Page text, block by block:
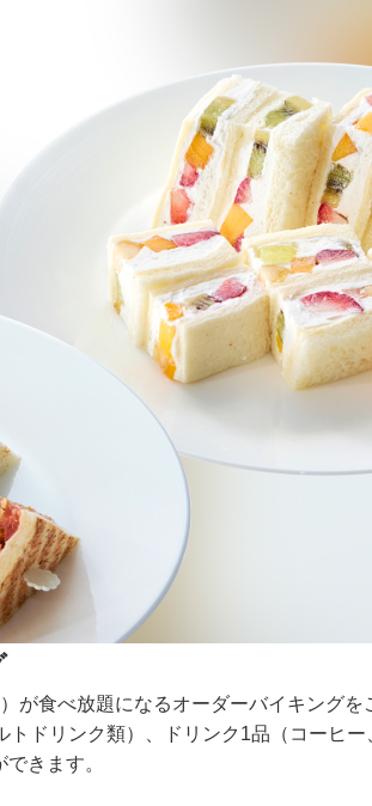
が食べ放題になるオーダーバイキングを
ドリンク類）、ドリンク1品（コーヒ
きます。